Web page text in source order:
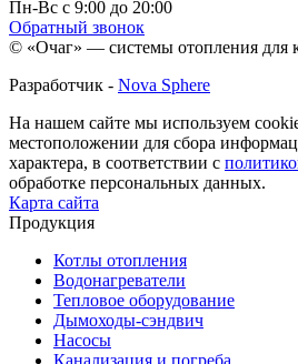
Пн-Вс с 9:00 до 20:00
Обратный звонок
© «Очаг» — системы отопления для
Разработчик - Nova Sphere
На нашем сайте мы используем
местоположении для сбора
характера, в соответствии с
обработке персональных данных.
Карта сайта
Продукция
Котлы отопления
Водонагреватели
Тепловое оборудование
Дымоходы-сэндвич
Насосы
Канализация и погреба